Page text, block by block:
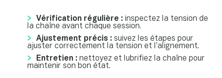
Vérification régulière : inspectez la tension de
la chaîne avant chaque session.
Ajustement précis : suivez les étapes pour
ajuster correctement la tension et l’alignement.
Entretien : nettoyez et lubrifiez la chaîne pour
maintenir son bon état.